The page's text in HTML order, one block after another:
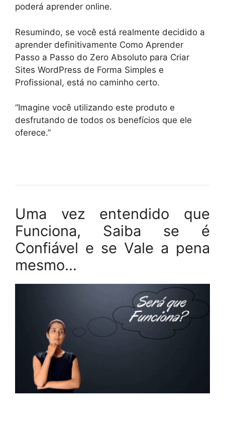
poderá aprender online.
Resumindo, se você está realmente decidido a
aprender definitivamente Como Aprender
Passo a Passo do Zero Absoluto para Criar
Sites WordPress de Forma Simples e
Profissional, está no caminho certo.
“Imagine você utilizando este produto e
desfrutando de todos os benefícios que ele
oferece.”
Uma vez entendido que
Funciona, Saiba se é
Confiável e se Vale a pena
mesmo…